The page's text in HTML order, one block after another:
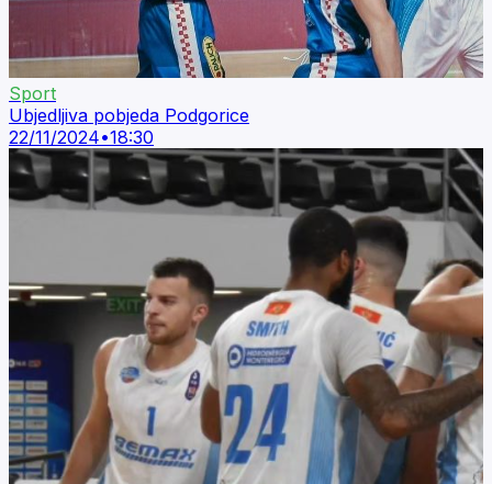
Sport
Ubjedljiva pobjeda Podgorice
22/11/2024•18:30